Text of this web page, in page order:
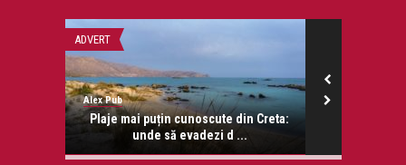
ADVERT
Alex Pub
Plaje mai puțin cunoscute din Creta:
unde să evadezi d ...